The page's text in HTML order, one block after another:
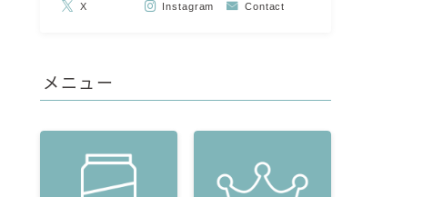
X Instagram Contact
メニュー